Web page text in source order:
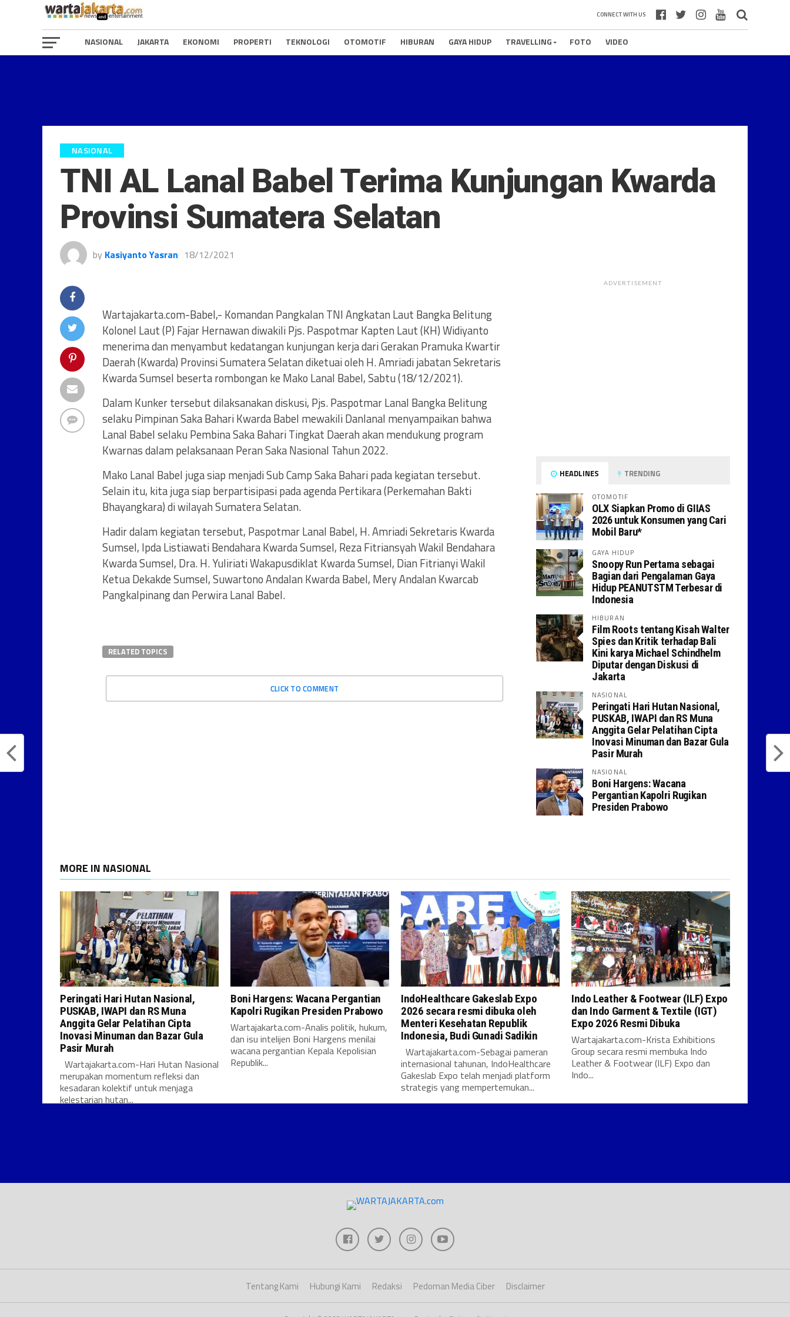
CONNECT WITH US
NASIONAL JAKARTA EKONOMI PROPERTI TEKNOLOGI OTOMOTIF HIBURAN GAYA HIDUP TRAVELLING FOTO VIDEO
NASIONAL
TNI AL Lanal Babel Terima Kunjungan Kwarda
Provinsi Sumatera Selatan
by Kasiyanto Yasran 18/12/2021
Wartajakarta.com-Babel,- Komandan Pangkalan TNI Angkatan Laut Bangka Belitung
Kolonel Laut (P) Fajar Hernawan diwakili Pjs. Paspotmar Kapten Laut (KH) Widiyanto
menerima dan menyambut kedatangan kunjungan kerja dari Gerakan Pramuka Kwartir
Daerah (Kwarda) Provinsi Sumatera Selatan diketuai oleh H. Amriadi jabatan Sekretaris
Kwarda Sumsel beserta rombongan ke Mako Lanal Babel, Sabtu (18/12/2021).
Dalam Kunker tersebut dilaksanakan diskusi, Pjs. Paspotmar Lanal Bangka Belitung
selaku Pimpinan Saka Bahari Kwarda Babel mewakili Danlanal menyampaikan bahwa
Lanal Babel selaku Pembina Saka Bahari Tingkat Daerah akan mendukung program
Kwarnas dalam pelaksanaan Peran Saka Nasional Tahun 2022.
Mako Lanal Babel juga siap menjadi Sub Camp Saka Bahari pada kegiatan tersebut.
Selain itu, kita juga siap berpartisipasi pada agenda Pertikara (Perkemahan Bakti
Bhayangkara) di wilayah Sumatera Selatan.
Hadir dalam kegiatan tersebut, Paspotmar Lanal Babel, H. Amriadi Sekretaris Kwarda
Sumsel, Ipda Listiawati Bendahara Kwarda Sumsel, Reza Fitriansyah Wakil Bendahara
Kwarda Sumsel, Dra. H. Yuliriati Wakapusdiklat Kwarda Sumsel, Dian Fitrianyi Wakil
Ketua Dekakde Sumsel, Suwartono Andalan Kwarda Babel, Mery Andalan Kwarcab
Pangkalpinang dan Perwira Lanal Babel.
RELATED TOPICS
CLICK TO COMMENT
ADVERTISEMENT
HEADLINES TRENDING
OTOMOTIF
OLX Siapkan Promo di GIIAS
2026 untuk Konsumen yang Cari
Mobil Baru*
GAYA HIDUP
Snoopy Run Pertama sebagai
Bagian dari Pengalaman Gaya
Hidup PEANUTSTM Terbesar di
Indonesia
HIBURAN
Film Roots tentang Kisah Walter
Spies dan Kritik terhadap Bali
Kini karya Michael Schindhelm
Diputar dengan Diskusi di
Jakarta
NASIONAL
Peringati Hari Hutan Nasional,
PUSKAB, IWAPI dan RS Muna
Anggita Gelar Pelatihan Cipta
Inovasi Minuman dan Bazar Gula
Pasir Murah
NASIONAL
Boni Hargens: Wacana
Pergantian Kapolri Rugikan
Presiden Prabowo
MORE IN NASIONAL
Peringati Hari Hutan Nasional,
PUSKAB, IWAPI dan RS Muna
Anggita Gelar Pelatihan Cipta
Inovasi Minuman dan Bazar Gula
Pasir Murah
Wartajakarta.com-Hari Hutan Nasional
merupakan momentum refleksi dan
kesadaran kolektif untuk menjaga
kelestarian hutan...
Boni Hargens: Wacana Pergantian
Kapolri Rugikan Presiden Prabowo
Wartajakarta.com-Analis politik, hukum,
dan isu intelijen Boni Hargens menilai
wacana pergantian Kepala Kepolisian
Republik...
IndoHealthcare Gakeslab Expo
2026 secara resmi dibuka oleh
Menteri Kesehatan Republik
Indonesia, Budi Gunadi Sadikin
Wartajakarta.com-Sebagai pameran
internasional tahunan, IndoHealthcare
Gakeslab Expo telah menjadi platform
strategis yang mempertemukan...
Indo Leather & Footwear (ILF) Expo
dan Indo Garment & Textile (IGT)
Expo 2026 Resmi Dibuka
Wartajakarta.com-Krista Exhibitions
Group secara resmi membuka Indo
Leather & Footwear (ILF) Expo dan
Indo...
Tentang Kami Hubungi Kami Redaksi Pedoman Media Ciber Disclaimer